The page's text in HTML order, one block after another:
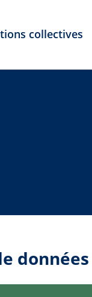
collectives
données